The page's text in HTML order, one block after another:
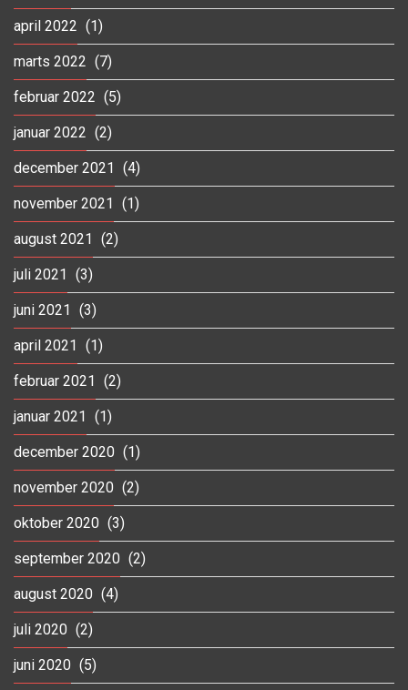
april 2022 (1)
marts 2022 (7)
februar 2022 (5)
januar 2022 (2)
december 2021 (4)
november 2021 (1)
august 2021 (2)
juli 2021 (3)
juni 2021 (3)
april 2021 (1)
februar 2021 (2)
januar 2021 (1)
december 2020 (1)
november 2020 (2)
oktober 2020 (3)
september 2020 (2)
august 2020 (4)
juli 2020 (2)
juni 2020 (5)